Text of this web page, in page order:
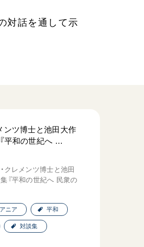
2026.08.06
2026.07.31
動画
「ペンタトニック・ファン
ファーレ」 関西吹奏楽団
2026.07.17
対話を通して示
ンツ博士と池田大作
平和の世紀へ …
クレメンツ博士と池田
『平和の世紀へ 民衆の
ニア 平和
対談集